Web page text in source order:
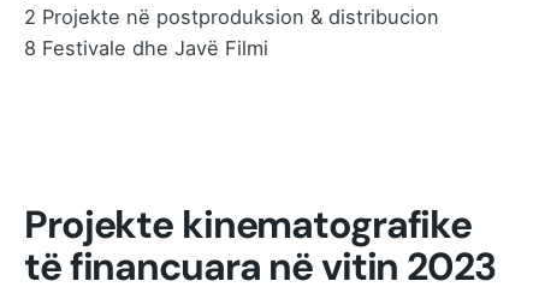
2 Projekte në postproduksion & distribucion
8 Festivale dhe Javë Filmi
Projekte kinematografike
të financuara në vitin 2023